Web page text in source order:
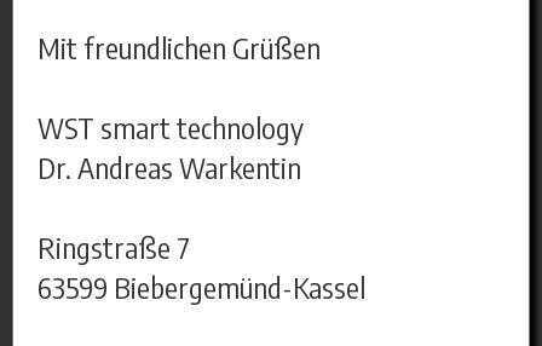
Mit freundlichen Grüßen
WST smart technology
Dr. Andreas Warkentin
Ringstraße 7
63599 Biebergemünd-Kassel